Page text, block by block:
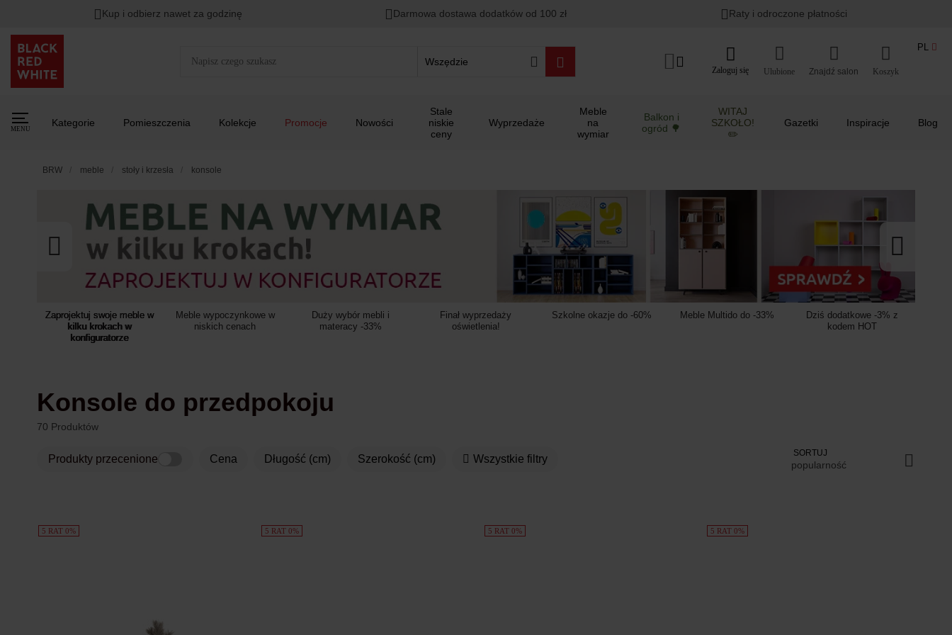
00 00 00 00 00 00
Lato w ogrodzie i na balkonie
Kup i odbierz nawet za godzinę Darmowa dostawa dodatków od 100 zł Raty i odroczone płatności
Wszędzie
Zaloguj się Ulubione Koszyk
PL
MENU
Kategorie Pomieszczenia Kolekcje Promocje Nowości
Stale
niskie
ceny
Wyprzedaże
Meble
na
wymiar
Balkon i
ogród 🌳
WITAJ
SZKOŁO!
✏️
Gazetki Inspiracje Blog
BRW meble stoły i krzesła konsole
Zaprojektuj swoje meble w
kilku krokach w
konfiguratorze
Meble wypoczynkowe w
niskich cenach
Duży wybór mebli i
materacy -33%
Finał wyprzedaży
oświetlenia!
Szkolne okazje do -60% Meble Multido do -33%
Dziś dodatkowe -3% z
kodem HOT
Konsole do przedpokoju
70 Produktów
Produkty przecenione Cena Długość (cm) Szerokość (cm) Wszystkie filtry SORTUJ
popularność
Produkty
5 RAT 0% 5 RAT 0% 5 RAT 0% 5 RAT 0%